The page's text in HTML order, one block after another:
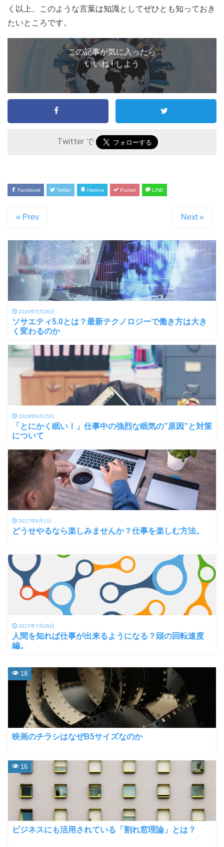
く以上、このような言葉は知識としてぜひとも知っておき
たいところです。
この記事が気に入ったら
いいね ! しよう
Twitter で
Facebook Twitter Hatena Pocket LINE
« Prev Next »
2020年5月26日
ソサエティ5.0とは？最新テクノロジーで働き方は大き
く変わるのか
2019年9月15日
「とにかく眠い！」仕事中の強烈な眠気の”原因”と対策
について
2017年8月1日
どうせやるなら楽しみませんか？仕事を楽しむ方法。
2017年7月28日
人間を知れば仕事が出来るようになる？頭の回転速度
編。
映画のチラシはなぜB5サイズなのか
18
ビジネスにも活用されている「割れ窓理論」とは？
16